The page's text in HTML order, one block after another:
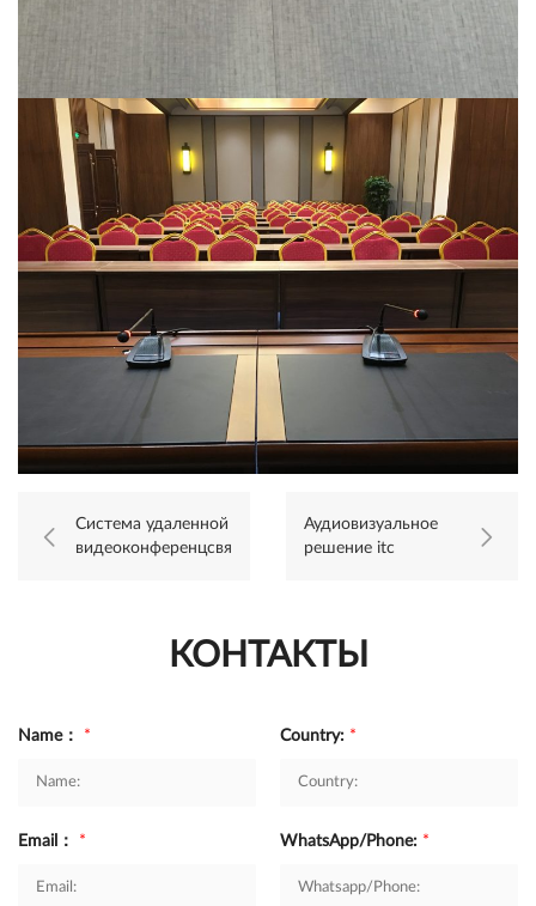
Система удаленной
видеоконференцсвязи
Аудиовизуальное
решение itc
Бруней
КОНТАКТЫ
Name： * Country: *
Email： * WhatsApp/Phone: *